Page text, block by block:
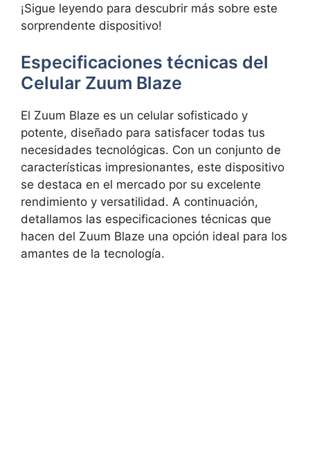
¡Sigue leyendo para descubrir más sobre este
sorprendente dispositivo!
Especificaciones técnicas del
Celular Zuum Blaze
El Zuum Blaze es un celular sofisticado y
potente, diseñado para satisfacer todas tus
necesidades tecnológicas. Con un conjunto de
características impresionantes, este dispositivo
se destaca en el mercado⁢ por su excelente
rendimiento y versatilidad. A continuación,
detallamos las especificaciones técnicas que
hacen del Zuum ‍Blaze una opción ideal para los
amantes⁣ de ⁢la tecnología.